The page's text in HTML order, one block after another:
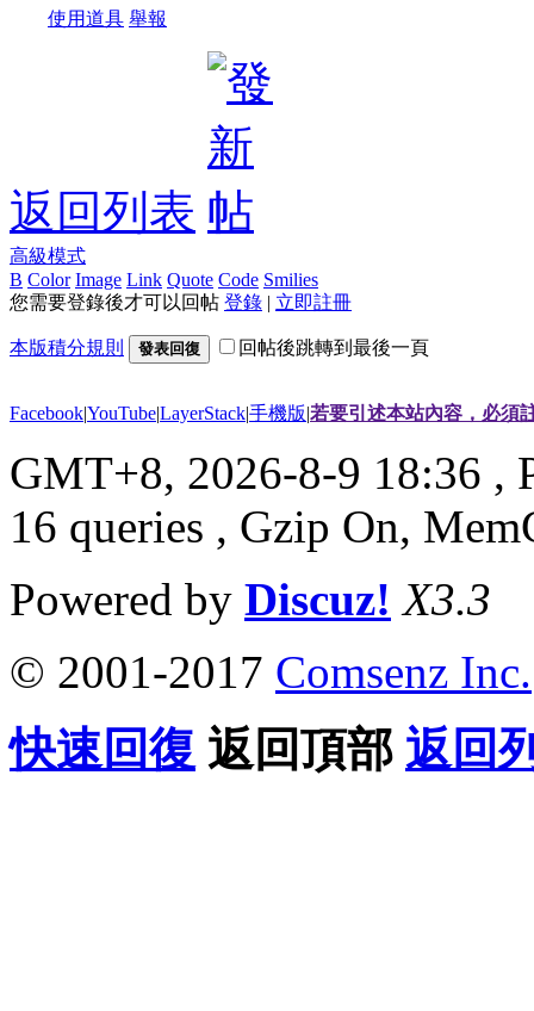
使用道具 舉報
返回列表
高級模式
B Color Image Link Quote Code Smilies
您需要登錄後才可以回帖 登錄 | 立即註冊
本版積分規則 發表回復 回帖後跳轉到最後一頁
Facebook|YouTube|LayerStack|手機版|若要引述本站內容，必須
GMT+8, 2026-8-9 18:36 ,
16 queries , Gzip On,
Powered by Discuz! X3.3
© 2001-2017 Comsenz Inc.
快速回復 返回頂部 返回